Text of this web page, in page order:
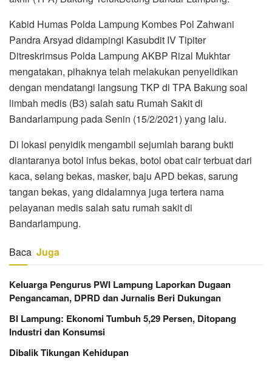
Kabid Humas Polda Lampung Kombes Pol Zahwani
Pandra Arsyad didampingi Kasubdit IV Tipiter
Ditreskrimsus Polda Lampung AKBP Rizal Mukhtar
mengatakan, pihaknya telah melakukan penyelidikan
dengan mendatangi langsung TKP di TPA Bakung soal
limbah medis (B3) salah satu Rumah Sakit di
Bandarlampung pada Senin (15/2/2021) yang lalu.
Di lokasi penyidik mengambil sejumlah barang bukti
diantaranya botol infus bekas, botol obat cair terbuat dari
kaca, selang bekas, masker, baju APD bekas, sarung
tangan bekas, yang didalamnya juga tertera nama
pelayanan medis salah satu rumah sakit di
Bandarlampung.
Baca Juga
Keluarga Pengurus PWI Lampung Laporkan Dugaan
Pengancaman, DPRD dan Jurnalis Beri Dukungan
BI Lampung: Ekonomi Tumbuh 5,29 Persen, Ditopang
Industri dan Konsumsi
Dibalik Tikungan Kehidupan